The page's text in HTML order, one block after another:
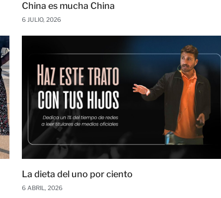
China es mucha China
6 JULIO, 2026
La dieta del uno por ciento
6 ABRIL, 2026